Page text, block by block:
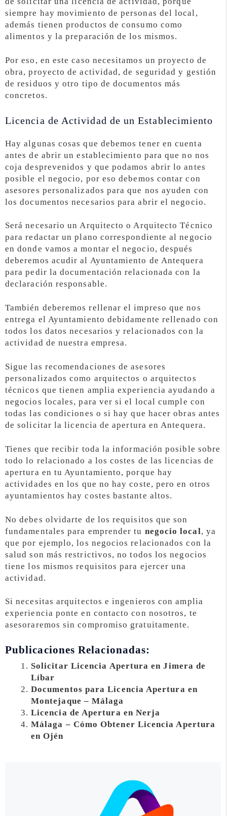
siempre hay movimiento de personas del local,
además tienen productos de consumo como
alimentos y la preparación de los mismos.
Por eso, en este caso necesitamos un proyecto de
obra, proyecto de actividad, de seguridad y gestión
de residuos y otro tipo de documentos más
concretos.
Licencia de Actividad de un Establecimiento
Hay algunas cosas que debemos tener en cuenta
antes de abrir un establecimiento para que no nos
coja desprevenidos y que podamos abrir lo antes
posible el negocio, por eso debemos contar con
asesores personalizados para que nos ayuden con
los documentos necesarios para abrir el negocio.
Será necesario un Arquitecto o Arquitecto Técnico
para redactar un plano correspondiente al negocio
en donde vamos a montar el negocio, después
deberemos acudir al Ayuntamiento de Antequera
para pedir la documentación relacionada con la
declaración responsable.
También deberemos rellenar el impreso que nos
entrega el Ayuntamiento debidamente rellenado con
todos los datos necesarios y relacionados con la
actividad de nuestra empresa.
Sigue las recomendaciones de asesores
personalizados como arquitectos o arquitectos
técnicos que tienen amplia experiencia ayudando a
negocios locales, para ver si el local cumple con
todas las condiciones o si hay que hacer obras antes
de solicitar la licencia de apertura en Antequera.
Tienes que recibir toda la información posible sobre
todo lo relacionado a los costes de las licencias de
apertura en tu Ayuntamiento, porque hay
actividades en los que no hay coste, pero en otros
ayuntamientos hay costes bastante altos.
No debes olvidarte de los requisitos que son
fundamentales para emprender tu negocio local, ya
que por ejemplo, los negocios relacionados con la
salud son más restrictivos, no todos los negocios
tiene los mismos requisitos para ejercer una
actividad.
Si necesitas arquitectos e ingenieros con amplia
experiencia ponte en contacto con nosotros, te
asesoraremos sin compromiso gratuitamente.
Publicaciones Relacionadas:
Solicitar Licencia Apertura en Jimera de
Líbar
Documentos para Licencia Apertura en
Montejaque – Málaga
Licencia de Apertura en Nerja
Málaga – Cómo Obtener Licencia Apertura
en Ojén